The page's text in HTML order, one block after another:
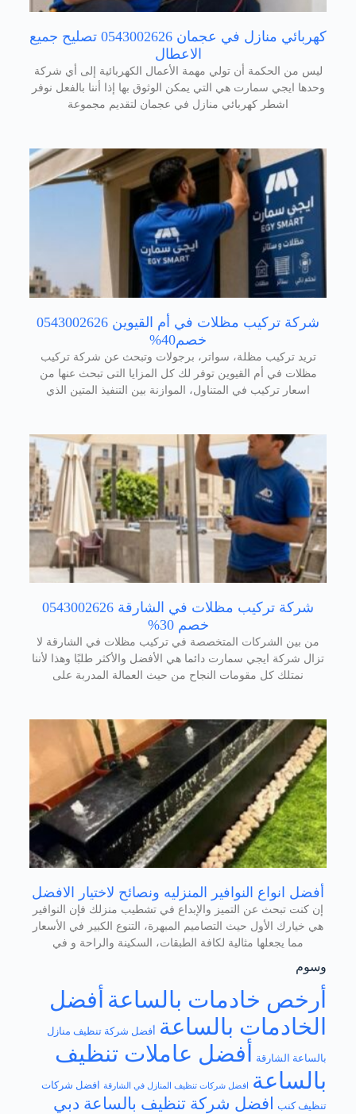
كهربائي منازل في عجمان 0543002626 تصليح جميع
الاعطال
ليس من الحكمة أن تولي مهمة الأعمال الكهربائية إلى أي شركة
وحدها ايجي سمارت هي التي يمكن الوثوق بها إذا أننا بالفعل نوفر
اشطر كهربائي منازل في عجمان لتقديم مجموعة
شركة تركيب مظلات في أم القيوين 0543002626
خصم40%
تريد تركيب مظلة، سواتر، برجولات وتبحث عن شركة تركيب
مظلات في أم القيوين توفر لك كل المزايا التى تبحث عنها من
اسعار تركيب في المتناول، الموازنة بين التنفيذ المتين الذي
شركة تركيب مظلات في الشارقة 0543002626
خصم 30%
من بين الشركات المتخصصة في تركيب مظلات في الشارقة لا
تزال شركة ايجي سمارت دائما هي الأفضل والأكثر طلبًا وهذا لأننا
نمتلك كل مقومات النجاح من حيث العمالة المدربة على
أفضل انواع النوافير المنزليه ونصائح لاختيار الافضل
إن كنت تبحث عن التميز والإبداع في تشطيب منزلك فإن النوافير
هي خيارك الأول حيث التصاميم المبهرة، التنوع الكبير في الأسعار
مما يجعلها مثالية لكافة الطبقات، السكينة والراحة و في
وسوم
أرخص خادمات بالساعة أفضل
الخادمات بالساعة أفضل شركة تنظيف منازل
بالساعة الشارقة
أفضل عاملات تنظيف
بالساعة
افضل شركات تنظيف المنازل في الشارقة افضل شركات
تنظيف كنب
افضل شركة تنظيف بالساعة دبي